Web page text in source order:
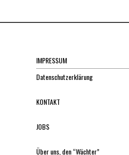
IMPRESSUM
Datenschutzerklärung
KONTAKT
JOBS
Über uns, den “Wächter”